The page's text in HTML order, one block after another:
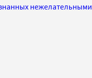
нежелательными